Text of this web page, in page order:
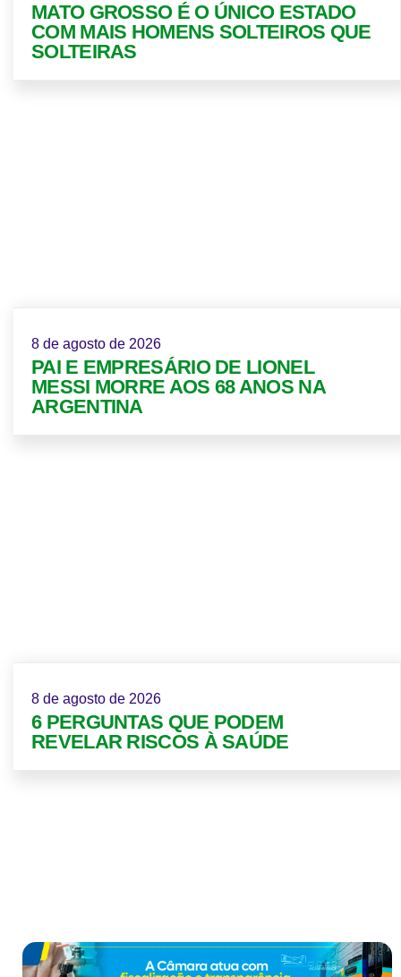
MATO GROSSO É O ÚNICO ESTADO
COM MAIS HOMENS SOLTEIROS QUE
SOLTEIRAS
8 de agosto de 2026
PAI E EMPRESÁRIO DE LIONEL
MESSI MORRE AOS 68 ANOS NA
ARGENTINA
8 de agosto de 2026
6 PERGUNTAS QUE PODEM
REVELAR RISCOS À SAÚDE